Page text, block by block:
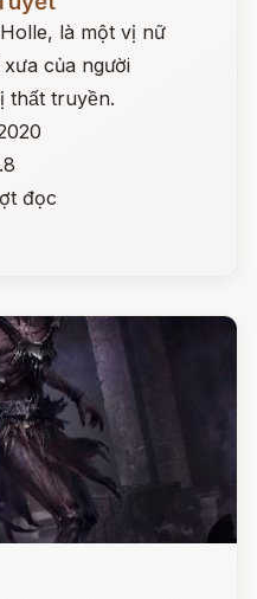
là một vị nữ
của người
thất truyền.
đọc